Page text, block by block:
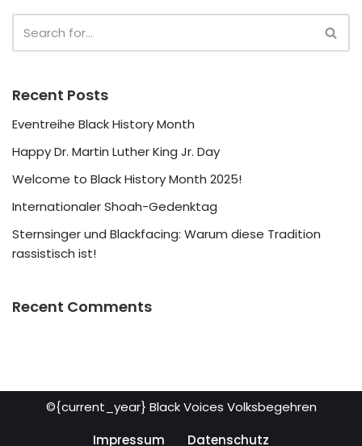
Recent Posts
Eventreihe Black History Month
Happy Dr. Martin Luther King Jr. Day
Welcome to Black History Month 2025!
Internationaler Shoah-Gedenktag
Sternsinger und Blackfacing: Warum diese Tradition
rassistisch ist!
Recent Comments
©{current_year} Black Voices Volksbegehren
Impressum
Datenschutz